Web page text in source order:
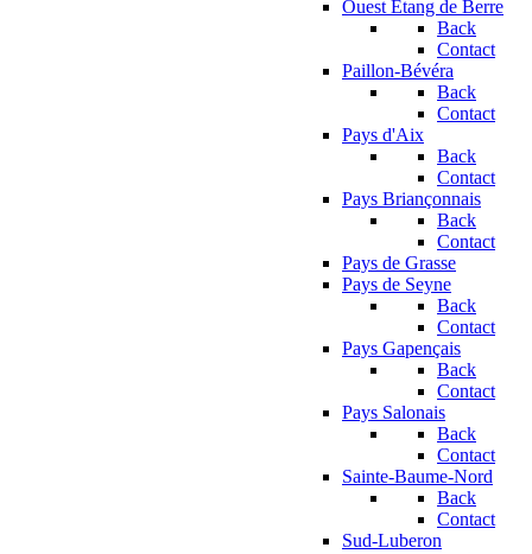
Ouest Etang de Berre
Back
Contact
Paillon-Bévéra
Back
Contact
Pays d'Aix
Back
Contact
Pays Briançonnais
Back
Contact
Pays de Grasse
Pays de Seyne
Back
Contact
Pays Gapençais
Back
Contact
Pays Salonais
Back
Contact
Sainte-Baume-Nord
Back
Contact
Sud-Luberon